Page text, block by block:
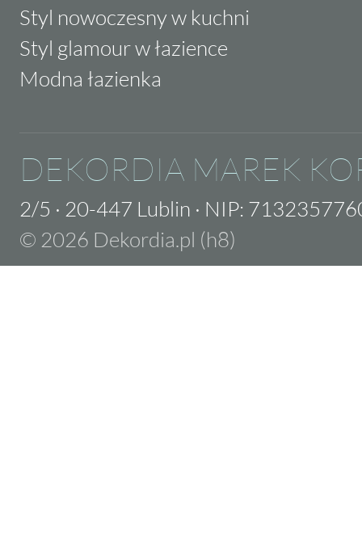
Styl nowoczesny w kuchni
Styl glamour w łazience
Modna łazienka
DEKORDIA MAREK
2/5 · 20-447 Lublin · NIP:
© 2026 Dekordia.pl (h8)